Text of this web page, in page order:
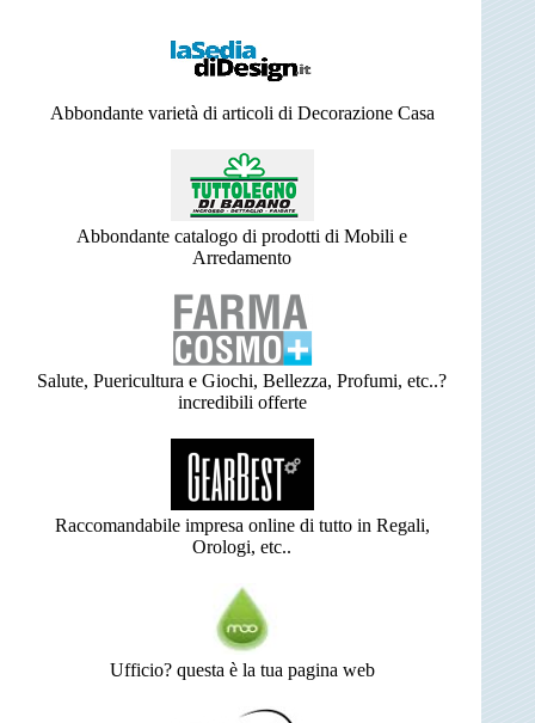
Abbondante varietà di articoli di Decorazione Casa
Abbondante catalogo di prodotti di Mobili e
Arredamento
Salute, Puericultura e Giochi, Bellezza, Profumi, etc..?
incredibili offerte
Raccomandabile impresa online di tutto in Regali,
Orologi, etc..
Ufficio? questa è la tua pagina web